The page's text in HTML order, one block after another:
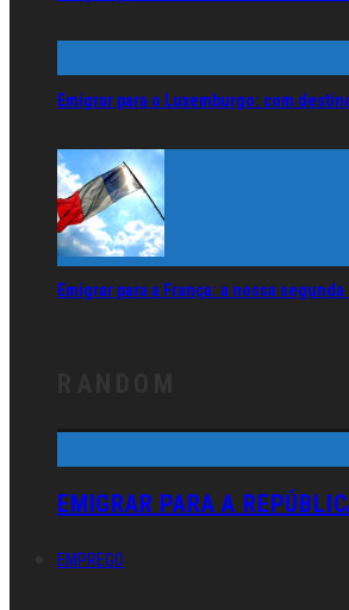
Emigrar para o Luxemburgo: com
Emigrar para a França: a nossa segunda
EMIGRAR PARA A
EMPREGO